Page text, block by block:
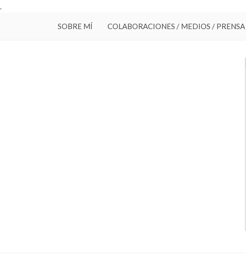
.
SOBRE MÍ COLABORACIONES / MEDIOS / PRENSA